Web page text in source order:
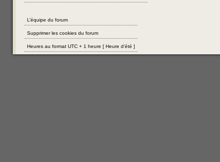
L’équipe du forum
Supprimer les cookies du forum
Heures au format UTC + 1 heure [ Heure d’été ]